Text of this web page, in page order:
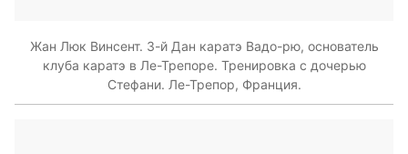
Жан Люк Винсент. 3-й Дан каратэ Вадо-рю, основатель
клуба каратэ в Ле-Трепоре. Тренировка с дочерью
Стефани. Ле-Трепор, Франция.